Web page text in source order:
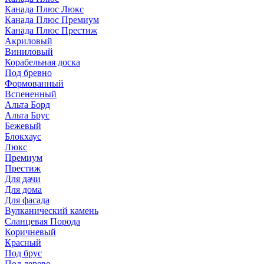
Канада Плюс Люкс
Канада Плюс Премиум
Канада Плюс Престиж
Акриловый
Виниловый
Корабельная доска
Под бревно
Формованный
Вспененный
Альта Борд
Альта Брус
Бежевый
Блокхаус
Люкс
Премиум
Престиж
Для дачи
Для дома
Для фасада
Вулканический камень
Сланцевая Порода
Коричневый
Красный
Под брус